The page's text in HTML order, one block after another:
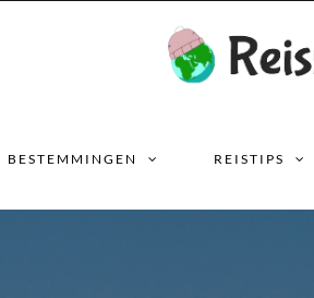
BESTEMMINGEN REISTIPS